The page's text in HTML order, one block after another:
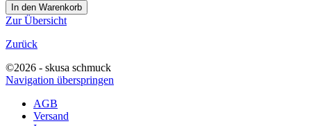
Zur Übersicht
Zurück
©2026 - skusa schmuck
Navigation überspringen
AGB
Versand